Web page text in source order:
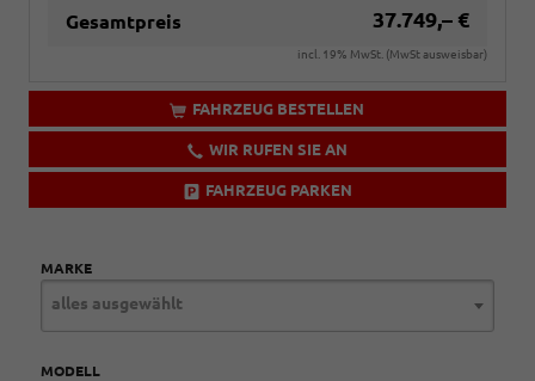
Gesamtpreis 37.749,– €
incl. 19% MwSt. (MwSt ausweisbar)
FAHRZEUG BESTELLEN
WIR RUFEN SIE AN
FAHRZEUG PARKEN
MARKE
alles ausgewählt
MODELL